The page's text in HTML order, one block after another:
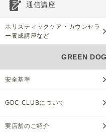
通信講座
ホリスティックケア・カウンセラ
ー養成講座など
GREEN
安全基準
GDC CLUBについて
実店舗のご紹介